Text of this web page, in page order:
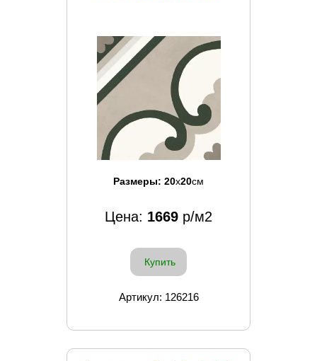
Размеры: 20x20см
Цена: 1669 р/м2
Купить
Артикул: 126216